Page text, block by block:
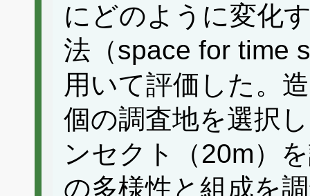
にどのように変化
法（space for time
用いて評価した。
個の調査地を選択
ンセクト（20m）
の多様性と組成を